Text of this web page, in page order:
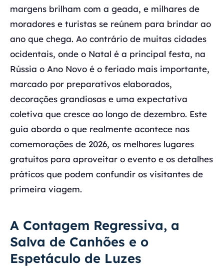
margens brilham com a geada, e milhares de
moradores e turistas se reúnem para brindar ao
ano que chega. Ao contrário de muitas cidades
ocidentais, onde o Natal é a principal festa, na
Rússia o Ano Novo é o feriado mais importante,
marcado por preparativos elaborados,
decorações grandiosas e uma expectativa
coletiva que cresce ao longo de dezembro. Este
guia aborda o que realmente acontece nas
comemorações de 2026, os melhores lugares
gratuitos para aproveitar o evento e os detalhes
práticos que podem confundir os visitantes de
primeira viagem.
A Contagem Regressiva, a
Salva de Canhões e o
Espetáculo de Luzes